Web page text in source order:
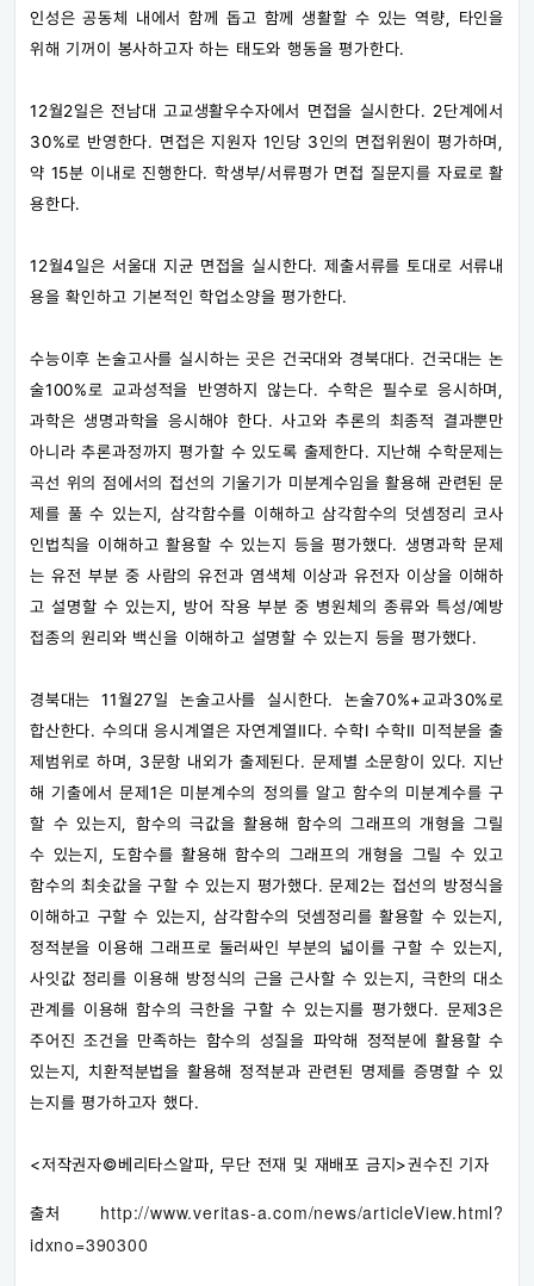
인성은 공동체 내에서 함께 돕고 함께 생활할 수 있는 역량, 타인을
위해 기꺼이 봉사하고자 하는 태도와 행동을 평가한다.
12월2일은 전남대 고교생활우수자에서 면접을 실시한다. 2단계에서
30%로 반영한다. 면접은 지원자 1인당 3인의 면접위원이 평가하며,
약 15분 이내로 진행한다. 학생부/서류평가 면접 질문지를 자료로 활
용한다.
12월4일은 서울대 지균 면접을 실시한다. 제출서류를 토대로 서류내
용을 확인하고 기본적인 학업소양을 평가한다.
수능이후 논술고사를 실시하는 곳은 건국대와 경북대다. 건국대는 논
술100%로 교과성적을 반영하지 않는다. 수학은 필수로 응시하며,
과학은 생명과학을 응시해야 한다. 사고와 추론의 최종적 결과뿐만
아니라 추론과정까지 평가할 수 있도록 출제한다. 지난해 수학문제는
곡선 위의 점에서의 접선의 기울기가 미분계수임을 활용해 관련된 문
제를 풀 수 있는지, 삼각함수를 이해하고 삼각함수의 덧셈정리 코사
인법칙을 이해하고 활용할 수 있는지 등을 평가했다. 생명과학 문제
는 유전 부분 중 사람의 유전과 염색체 이상과 유전자 이상을 이해하
고 설명할 수 있는지, 방어 작용 부분 중 병원체의 종류와 특성/예방
접종의 원리와 백신을 이해하고 설명할 수 있는지 등을 평가했다.
경북대는 11월27일 논술고사를 실시한다. 논술70%+교과30%로
합산한다. 수의대 응시계열은 자연계열Ⅱ다. 수학Ⅰ 수학Ⅱ 미적분을 출
제범위로 하며, 3문항 내외가 출제된다. 문제별 소문항이 있다. 지난
해 기출에서 문제1은 미분계수의 정의를 알고 함수의 미분계수를 구
할 수 있는지, 함수의 극값을 활용해 함수의 그래프의 개형을 그릴
수 있는지, 도함수를 활용해 함수의 그래프의 개형을 그릴 수 있고
함수의 최솟값을 구할 수 있는지 평가했다. 문제2는 접선의 방정식을
이해하고 구할 수 있는지, 삼각함수의 덧셈정리를 활용할 수 있는지,
정적분을 이용해 그래프로 둘러싸인 부분의 넓이를 구할 수 있는지,
사잇값 정리를 이용해 방정식의 근을 근사할 수 있는지, 극한의 대소
관계를 이용해 함수의 극한을 구할 수 있는지를 평가했다. 문제3은
주어진 조건을 만족하는 함수의 성질을 파악해 정적분에 활용할 수
있는지, 치환적분법을 활용해 정적분과 관련된 명제를 증명할 수 있
는지를 평가하고자 했다.
<저작권자©베리타스알파, 무단 전재 및 재배포 금지>권수진 기자
출처 http://www.veritas-a.com/news/articleView.html?
idxno=390300